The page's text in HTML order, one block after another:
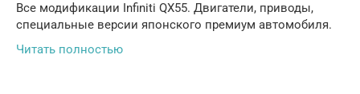
Все модификации Infiniti QX55. Двигатели, приводы,
специальные версии японского премиум автомобиля.
Читать полностью